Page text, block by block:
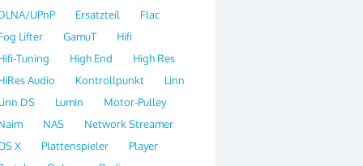
UPnP
Ersatzteil
Flac
Lifter
GamuT
Hifi
Tuning
High End
High Res
Audio
Kontrollpunkt
Linn
DS
Lumin
Motor-Pulley
NAS
Network Streamer
X
Plattenspieler
Player